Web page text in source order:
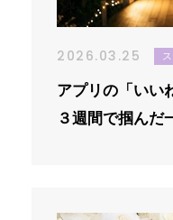
2026.03.25
アプリの「いい
３週間で掴んだ